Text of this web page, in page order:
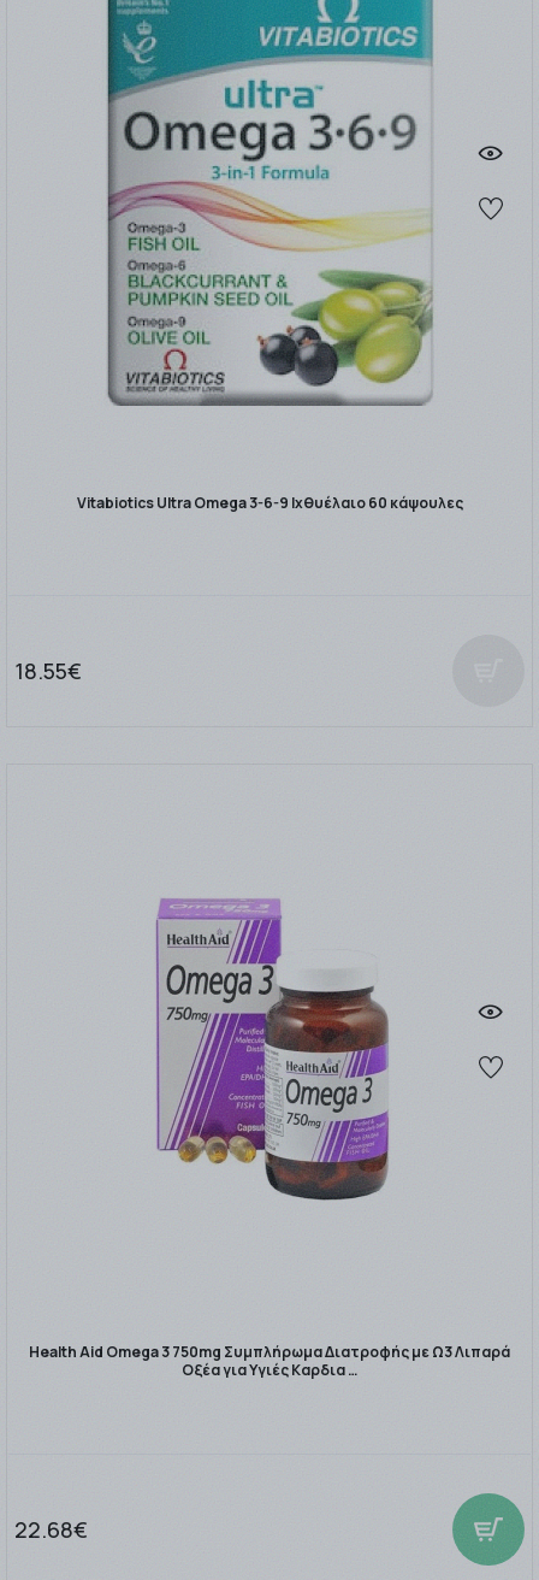
Vitabiotics Ultra Omega 3-6-9 Ιχθυέλαιο 60 κάψουλες
18.55€
Health Aid Omega 3 750mg Συμπλήρωμα Διατροφής με Ω3 Λιπαρά
Οξέα για Υγιές Καρδια …
22.68€